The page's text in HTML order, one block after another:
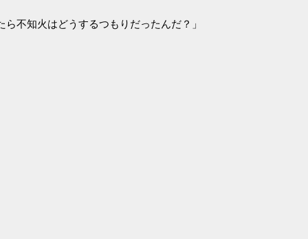
不知火はどうするつもりだったんだ？」